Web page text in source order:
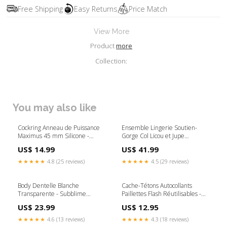
Free Shipping
Easy Returns Price Match
View More
Productmore
Collection:
You may also like
Cockring Anneau de Puissance
Maximus 45 mm Silicone -
US$ 14.99
★★★★★ 4.8 (25 reviews)
Ensemble Lingerie Soutien-
Gorge Col Licou et Jupe
Vaginal
US$ 41.99
★★★★★ 4.5 (29 reviews)
Body Dentelle Blanche
Transparente - Subblime
US$ 23.99
★★★★★ 4.6 (13 reviews)
Cache-Tétons Autocollants
Paillettes Flash Réutilisables -
US$ 12.95
★★★★★ 4.3 (18 reviews)